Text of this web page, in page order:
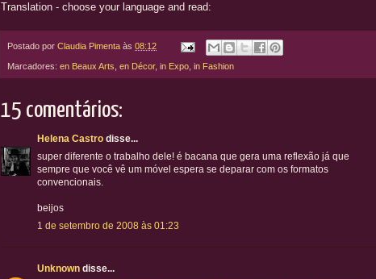
Translation - choose your language and read:
Postado por Claudia Pimenta às 08:12
Marcadores: en Beaux Arts en Décor, in Expo in Fashion
15 comentários:
Helena Castro disse...
super diferente o trabalho dele! é bacana que gera uma reflexão já que
sempre que você vê um móvel espera se deparar com os formatos
convencionais.
beijos
1 de setembro de 2008 às 01:23
Unknown disse...